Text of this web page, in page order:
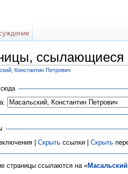
ссылающиеся
Константин Петрович
| Скрытьссылки | Скрыть
страницы ссылаются на «